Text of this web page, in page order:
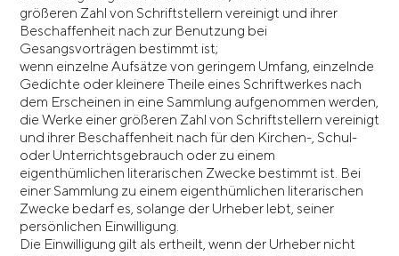
größeren Zahl von Schriftstellern vereinigt und ihrer
Beschaffenheit nach zur Benutzung bei
Gesangsvorträgen bestimmt ist;
wenn einzelne Aufsätze von geringem Umfang, einzelnde
Gedichte oder kleinere Theile eines Schriftwerkes nach
dem Erscheinen in eine Sammlung aufgenommen werden,
die Werke einer größeren Zahl von Schriftstellern vereinigt
und ihrer Beschaffenheit nach für den Kirchen-, Schul-
oder Unterrichtsgebrauch oder zu einem
eigenthümlichen literarischen Zwecke bestimmt ist. Bei
einer Sammlung zu einem eigenthümlichen literarischen
Zwecke bedarf es, solange der Urheber lebt, seiner
persönlichen Einwilligung.
Die Einwilligung gilt als ertheilt, wenn der Urheber nicht